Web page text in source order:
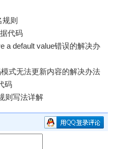
则
代码
a default value错误的解决办
式无法更新内容的解决办法
码
则写法详解